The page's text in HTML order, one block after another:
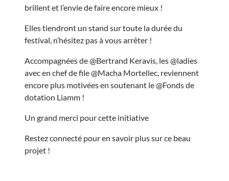
brillent et l’envie de faire encore mieux !
Elles tiendront un stand sur toute la durée du
festival, n’hésitez pas à vous arrêter !
Accompagnées de @Bertrand Keravis, les @ladies
avec en chef de file @Macha Mortellec, reviennent
encore plus motivées en soutenant le @Fonds de
dotation Liamm !
Un grand merci pour cette initiative
Restez connecté pour en savoir plus sur ce beau
projet !